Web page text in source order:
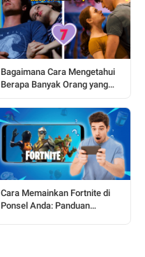
Bagaimana Cara Mengetahui
Berapa Banyak Orang yang
Cara Memainkan Fortnite di
Ponsel Anda: Panduan